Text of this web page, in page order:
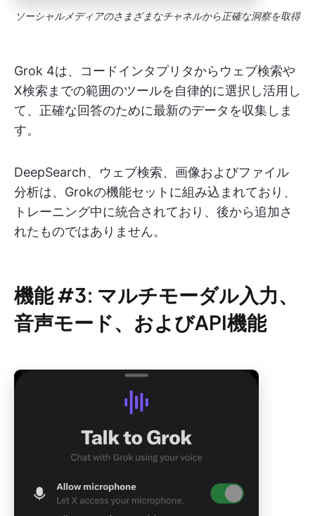
ソーシャルメディアのさまざまなチャネルから正確な洞察を取得
Grok 4は、コードインタプリタからウェブ検索や
X検索までの範囲のツールを自律的に選択し活用し
て、正確な回答のために最新のデータを収集しま
す。
DeepSearch、ウェブ検索、画像およびファイル
分析は、Grokの機能セットに組み込まれており、
トレーニング中に統合されており、後から追加さ
れたものではありません。
機能 #3: マルチモーダル入力、
音声モード、およびAPI機能